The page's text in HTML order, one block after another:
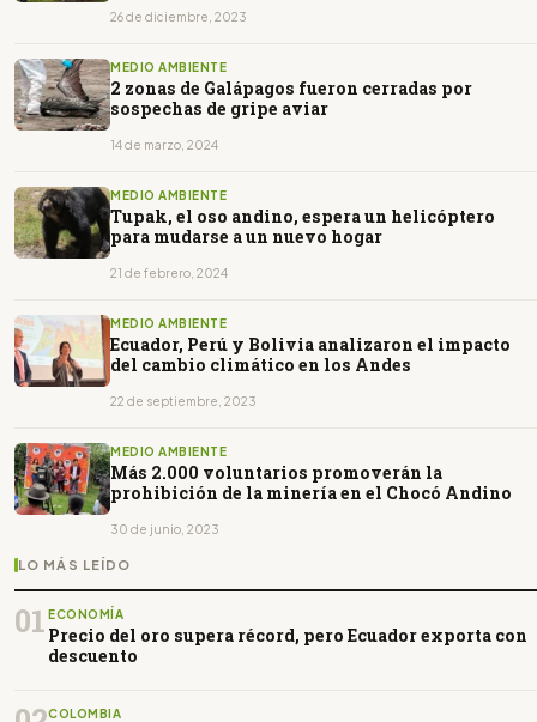
26 de diciembre, 2023
MEDIO AMBIENTE
2 zonas de Galápagos fueron cerradas por
sospechas de gripe aviar
14 de marzo, 2024
MEDIO AMBIENTE
Tupak, el oso andino, espera un helicóptero
para mudarse a un nuevo hogar
21 de febrero, 2024
MEDIO AMBIENTE
Ecuador, Perú y Bolivia analizaron el impacto
del cambio climático en los Andes
22 de septiembre, 2023
MEDIO AMBIENTE
Más 2.000 voluntarios promoverán la
prohibición de la minería en el Chocó Andino
30 de junio, 2023
LO MÁS LEÍDO
01 ECONOMÍA
Precio del oro supera récord, pero Ecuador exporta con
descuento
COLOMBIA